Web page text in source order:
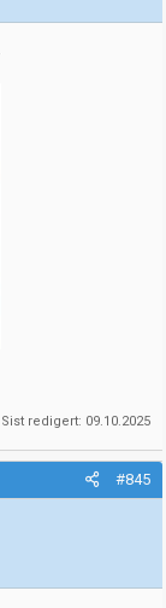
Sist redigert: 09.10.2025
#845